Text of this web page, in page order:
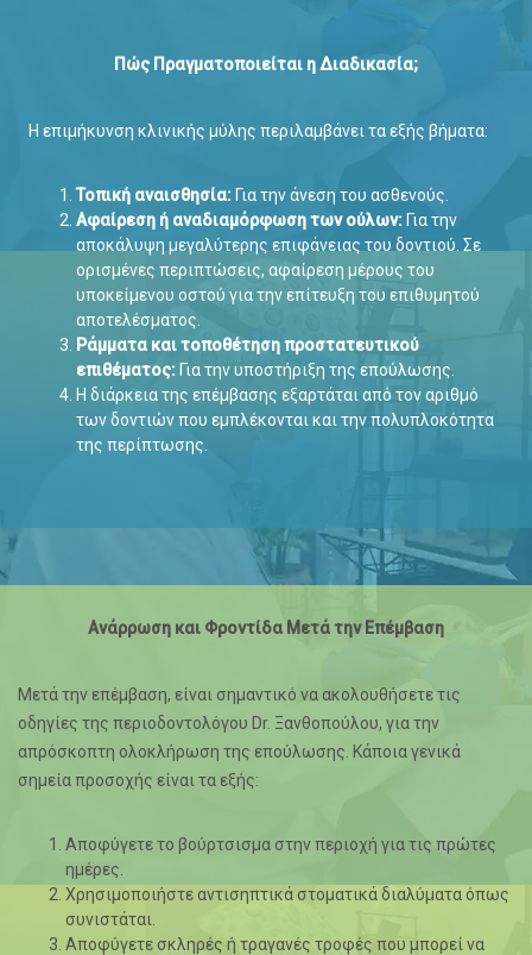
Πώς Πραγματοποιείται η Διαδικασία;
Η επιμήκυνση κλινικής μύλης περιλαμβάνει τα εξής βήματα:
Τοπική αναισθησία: Για την άνεση του ασθενούς.
Αφαίρεση ή αναδιαμόρφωση των ούλων: Για την
αποκάλυψη μεγαλύτερης επιφάνειας του δοντιού. Σε
ορισμένες περιπτώσεις, αφαίρεση μέρους του
υποκείμενου οστού για την επίτευξη του επιθυμητού
αποτελέσματος.
Ράμματα και τοποθέτηση προστατευτικού
επιθέματος: Για την υποστήριξη της επούλωσης.
Η διάρκεια της επέμβασης εξαρτάται από τον αριθμό
των δοντιών που εμπλέκονται και την πολυπλοκότητα
της περίπτωσης.
Ανάρρωση και Φροντίδα Μετά την Επέμβαση
Μετά την επέμβαση, είναι σημαντικό να ακολουθήσετε τις
οδηγίες της περιοδοντολόγου Dr. Ξανθοπούλου, για την
απρόσκοπτη ολοκλήρωση της επούλωσης. Κάποια γενικά
σημεία προσοχής είναι τα εξής:
Αποφύγετε το βούρτσισμα στην περιοχή για τις πρώτες
ημέρες.
Χρησιμοποιήστε αντισηπτικά στοματικά διαλύματα όπως
συνιστάται.
Αποφύγετε σκληρές ή τραγανές τροφές που μπορεί να